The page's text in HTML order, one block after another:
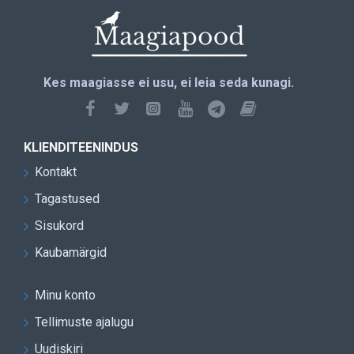
Kes maagiasse ei usu, ei leia seda kunagi.
KLIENDITEENINDUS
Kontakt
Tagastused
Sisukord
Kaubamärgid
Minu konto
Tellimuste ajalugu
Uudiskiri